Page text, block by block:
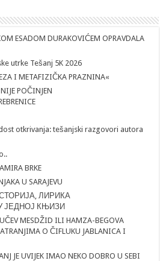
ESADOM DURAKOVIĆEM OPRAVDALA
utrke Tešanj 5K 2026
I METAFIZIČKA PRAZNINA«
POČINJEN
otkrivanja: tešanjski razgovori autora
BRKE
U SARAJEVU
ЛИРИКА
ЈЕДНОЈ КЊИЗИ
MESDŽID ILI HAMZA-BEGOVA
O ČIFLUKU JABLANICA I
JE UVIJEK IMAO NEKO DOBRO U SEBI